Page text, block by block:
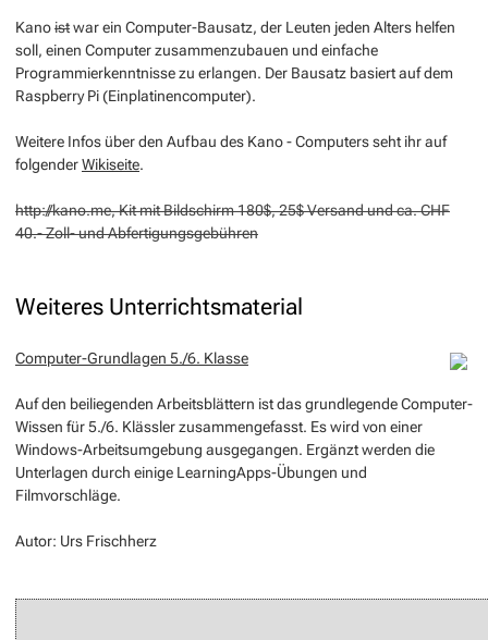
Kanoistwarein Computer-Bausatz, der Leuten jeden Alters helfen
soll, einen Computer zusammenzubauen und einfache
Programmierkenntnisse zu erlangen. Der Bausatz basiert auf dem
Raspberry Pi (Einplatinencomputer).
Weitere Infos über den Aufbau des Kano - Computers seht ihr auf
folgenderWikiseite.
http://kano.me, Kit mit Bildschirm 180$, 25$ Versand und ca. CHF
40.- Zoll- und Abfertigungsgebühren
Weiteres Unterrichtsmaterial
Computer-Grundlagen 5./6. Klasse
Auf den beiliegenden Arbeitsblättern ist das grundlegende Computer-
Wissen für 5./6. Klässler zusammengefasst. Es wird von einer
Windows-Arbeitsumgebung ausgegangen. Ergänzt werden die
Unterlagen durch einige LearningApps-Übungen und
Filmvorschläge.
Autor: Urs Frischherz